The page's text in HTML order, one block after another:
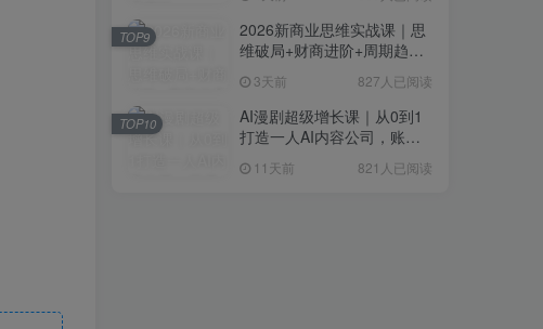
景
2026新商业思维实战课｜思
维破局+财商进阶+周期趋势
度解析全体系
3天前 827人已阅读
TOP9
AI漫剧超级增长课｜从0到1
打造一人AI内容公司，账号
流程实战
11天前 821人已阅读
TOP10